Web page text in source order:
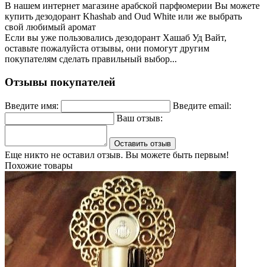
В нашем интернет магазине арабской парфюмерии Вы можете
купить дезодорант Khashab and Oud White или же выбрать
свой любимый аромат
Если вы уже пользовались дезодорант Хашаб Уд Вайт,
оставьте пожалуйста отзывы, они помогут другим
покупателям сделать правильный выбор...
Отзывы покупателей
Введите имя:
Введите email:
Ваш отзыв:
Оставить отзыв
Еще никто не оставил отзыв. Вы можете быть первым!
Похожие товары